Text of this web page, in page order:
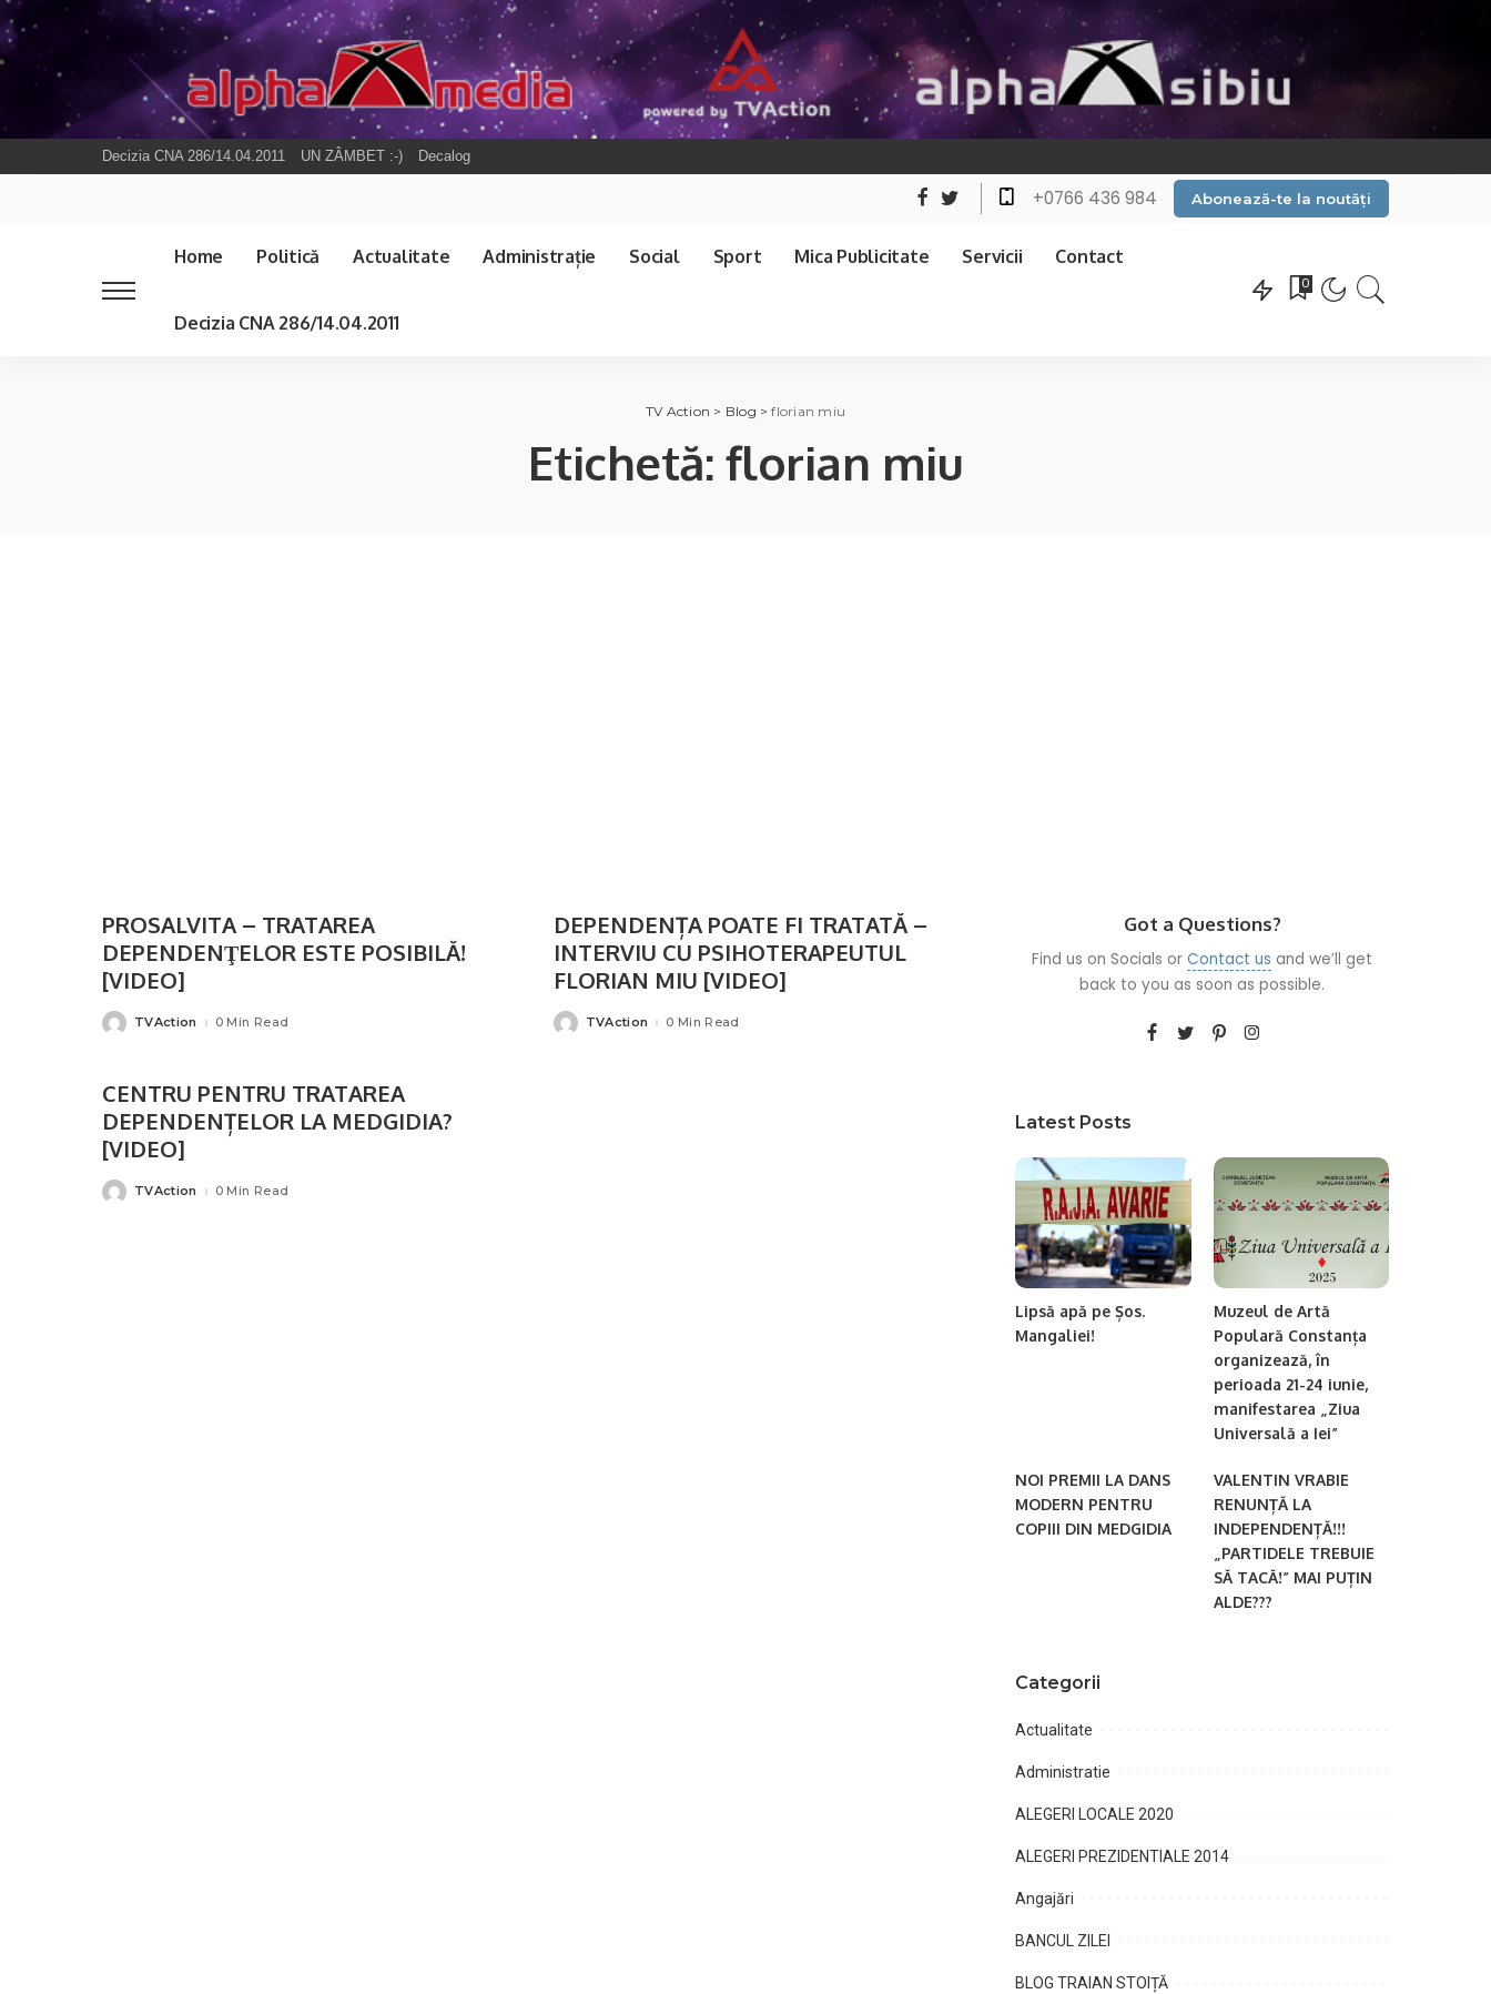
Decizia CNA 286/14.04.2011 UN ZÂMBET :-) Decalog
+0766 436 984 Abonează-te la noutăți
Home Politică Actualitate Administrație Social Sport Mica Publicitate Servicii Contact
Decizia CNA 286/14.04.2011
0
TV Action > Blog >florian miu
Etichetă: florian miu
PROSALVITA – TRATAREA
DEPENDENŢELOR ESTE POSIBILĂ!
[VIDEO]
PostedTVAction 0 Min Read
DEPENDENȚA POATE FI TRATATĂ –
INTERVIU CU PSIHOTERAPEUTUL
FLORIAN MIU [VIDEO]
PostedTVAction 0 Min Read
CENTRU PENTRU TRATAREA
DEPENDENȚELOR LA MEDGIDIA?
[VIDEO]
PostedTVAction 0 Min Read
Got a Questions?
Find us on Socials orContact us and we’ll get
back to you as soon as possible.
Latest Posts
Lipsă apă pe Șos.
Mangaliei!
Muzeul de Artă
Populară Constanța
organizează, în
perioada 21-24 iunie,
manifestarea „Ziua
Universală a Iei”
NOI PREMII LA DANS
MODERN PENTRU
COPIII DIN MEDGIDIA
VALENTIN VRABIE
RENUNȚĂ LA
INDEPENDENȚĂ!!!
„PARTIDELE TREBUIE
SĂ TACĂ!” MAI PUȚIN
ALDE???
Categorii
Actualitate
Administratie
ALEGERI LOCALE 2020
ALEGERI PREZIDENTIALE 2014
Angajări
BANCUL ZILEI
BLOG TRAIAN STOIȚĂ